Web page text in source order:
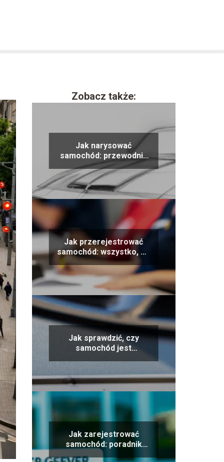
Zobacz także:
Jak narysować
samochód: przewodnik
krok po kroku dla
początkujących
Jak przerejestrować
samochód: wszystko, co
musisz wiedzieć krok po
kroku
Jak sprawdzić, czy
samochód jest
Jak zarejestrować
samochód: poradnik
krok po kroku dla